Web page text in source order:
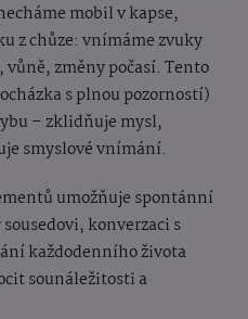
mobil v kapse,
z chůze: vnímáme zvuky
změny počasí. Tento
s plnou pozorností)
– zklidňuje mysl,
smyslové vnímání.
umožňuje spontánní
konverzaci s
každodenního života
sounáležitosti a